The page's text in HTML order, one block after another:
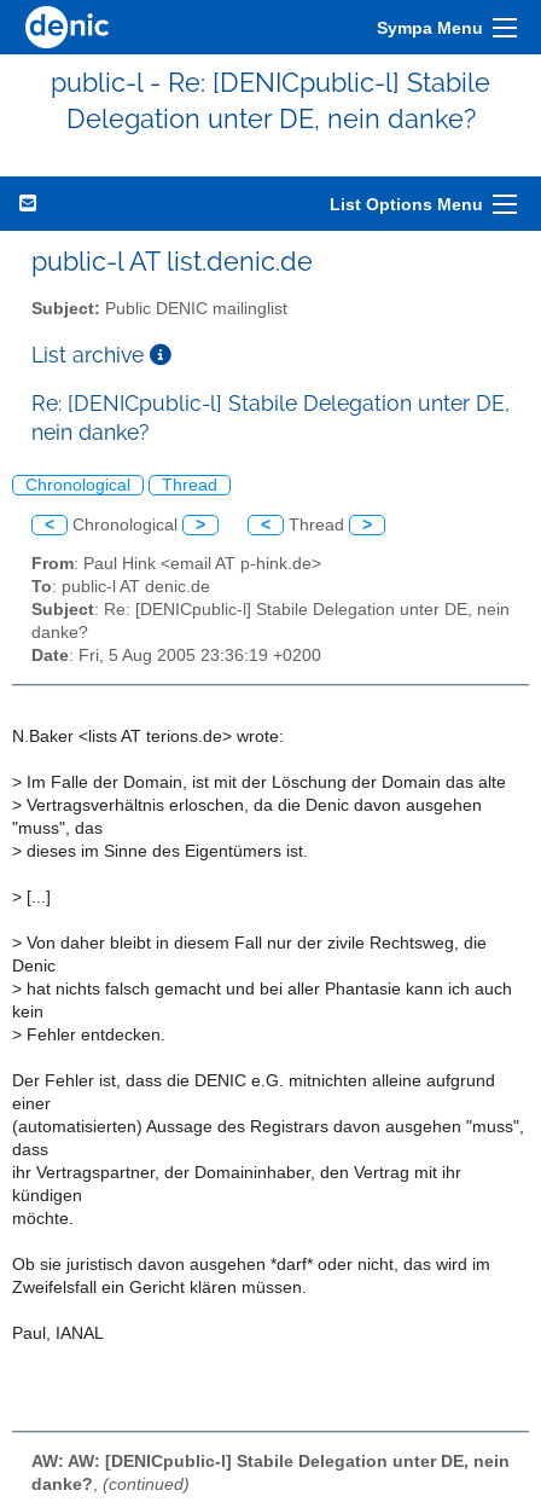
Sympa Menu
public-l - Re: [DENICpublic-l] Stabile
Delegation unter DE, nein danke?
List Options Menu
public-l AT list.denic.de
Subject: Public DENIC mailinglist
List archive
Re: [DENICpublic-l] Stabile Delegation unter DE,
nein danke?
Chronological Thread
< Chronological > < Thread >
From: Paul Hink <email AT p-hink.de>
To: public-l AT denic.de
Subject: Re: [DENICpublic-l] Stabile Delegation unter DE, nein
danke?
Date: Fri, 5 Aug 2005 23:36:19 +0200
N.Baker <lists AT terions.de> wrote:
> Im Falle der Domain, ist mit der Löschung der Domain das alte
> Vertragsverhältnis erloschen, da die Denic davon ausgehen
"muss", das
> dieses im Sinne des Eigentümers ist.
> [...]
> Von daher bleibt in diesem Fall nur der zivile Rechtsweg, die
Denic
> hat nichts falsch gemacht und bei aller Phantasie kann ich auch
kein
> Fehler entdecken.
Der Fehler ist, dass die DENIC e.G. mitnichten alleine aufgrund
einer
(automatisierten) Aussage des Registrars davon ausgehen "muss",
dass
ihr Vertragspartner, der Domaininhaber, den Vertrag mit ihr
kündigen
möchte.
Ob sie juristisch davon ausgehen *darf* oder nicht, das wird im
Zweifelsfall ein Gericht klären müssen.
Paul, IANAL
AW: AW: [DENICpublic-l] Stabile Delegation unter DE, nein
danke? (continued)